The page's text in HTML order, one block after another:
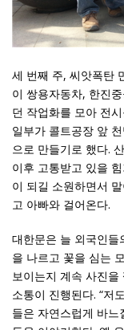
세 번째 주, 씨앗폭탄
이 쌍용자동차, 한진
던 작업화를 모아 전
일부가 콜트공장 앞
으로 만들기로 했다.
이후 고통받고 있을
이 되길 소원하면서
고 아빠와 걸어온다.
대한문은 늘 외국인들
을 나르고 꽃을 심는
보이는지 계속 사진
소통이 진행된다. “저
들은 자연스럽게 바